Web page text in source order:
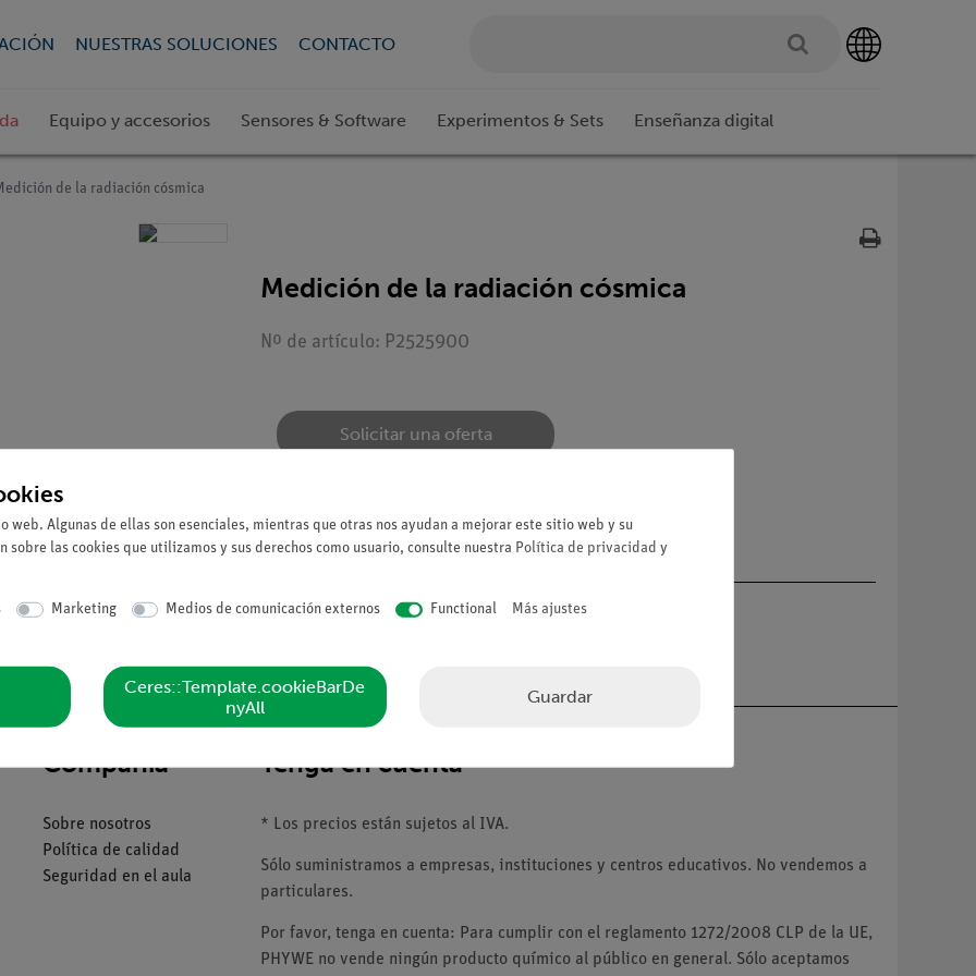
NUESTRAS SOLUCIONES CONTACTO
Equipo y accesorios Sensores & Software Experimentos & Sets Enseñanza digital
de la radiación cósmica
Medición de la radiación cósmica
Nº de artículo: P2525900
Solicitar una oferta
Compañía
Sobre nosotros
Política de calidad
Seguridad en el aula
Tenga en cuenta
* Los precios están sujetos al IVA.
Sólo suministramos a empresas, instituciones y centros educativos. No vendemos a
particulares.
Por favor, tenga en cuenta: Para cumplir con el reglamento 1272/2008 CLP de la UE,
PHYWE no vende ningún producto químico al público en general. Sólo aceptamos
web. Algunas de ellas son esenciales, mientras que otras nos ayudan a mejorar este sitio web y su
sobre las cookies que utilizamos y sus derechos como usuario, consulte nuestra Política de privacidad y
Marketing Medios de comunicación externos Functional Más ajustes
Ceres::Template.cookieBarDe
nyAll
Guardar